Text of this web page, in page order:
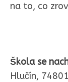
na to, co
Škola se
Hlučín,